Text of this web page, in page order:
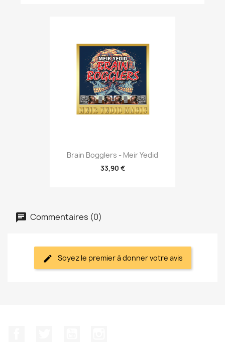
Brain Bogglers - Meir Yedid
33,90 €
Commentaires (0)
Soyez le premier à donner votre avis